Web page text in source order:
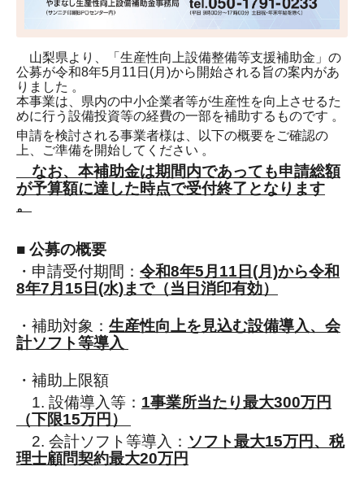
山梨県より、「生産性向上設備整備等支援補助金」の
公募が令和8年5月11日(月)から開始される旨の案内があ
りました 。
本事業は、県内の中小企業者等が生産性を向上させるた
めに行う設備投資等の経費の一部を補助するものです 。
申請を検討される事業者様は、以下の概要をご確認の
上、ご準備を開始してください 。
なお、本補助金は期間内であっても申請総額
が予算額に達した時点で受付終了となります
。
■ 公募の概要
・申請受付期間： 令和8年5月11日(月)から令和
8年7月15日(水)まで（当日消印有効）
・補助対象： 生産性向上を見込む設備導入、会
計ソフト等導入
・補助上限額
1. 設備導入等： 1事業所当たり最大300万円
（下限15万円）
2. 会計ソフト等導入： ソフト最大15万円、税
理士顧問契約最大20万円